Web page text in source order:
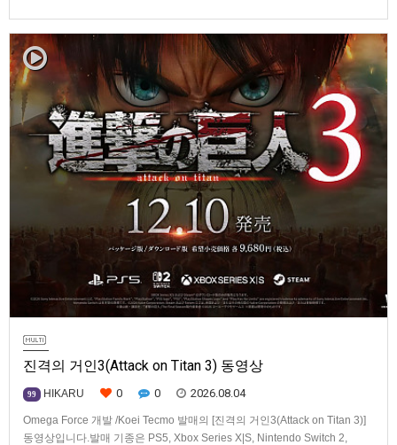
인Pocketpair의 정식 라이선스를 받아, 글로벌 히트작 '팰월드(Palworld)'를
기반으로 한…
진격의 거인3(Attack on Titan 3) 동영상
99 HIKARU 0 0 2026.08.04
Omega Force 개발 /Koei Tecmo 발매의 [진격의 거인3(Attack on Titan 3)]
동영상입니다.발매 기종은 PS5, Xbox Series X|S, Nintendo Switch 2,